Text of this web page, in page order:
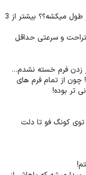
آقای reza.d طولانی ترین فرم تکواندو چقدر طول میکشه؟؟ بیشتر از 3
و سرعتی حداقل
زدن فرم خسته نشدم...
چون از تمام فرم های
تر بوده!
توی کونگ فو تا دلت